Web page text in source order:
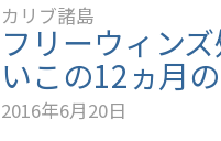
カリブ諸島
フリーウィン
いこの12ヵ月
2016年6月20日